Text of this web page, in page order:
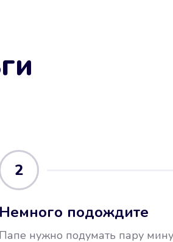
2
Немного подождите
Папе нужно подумать пару